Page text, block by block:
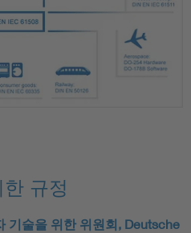
규정
기술을 위한 위원회, Deutsche